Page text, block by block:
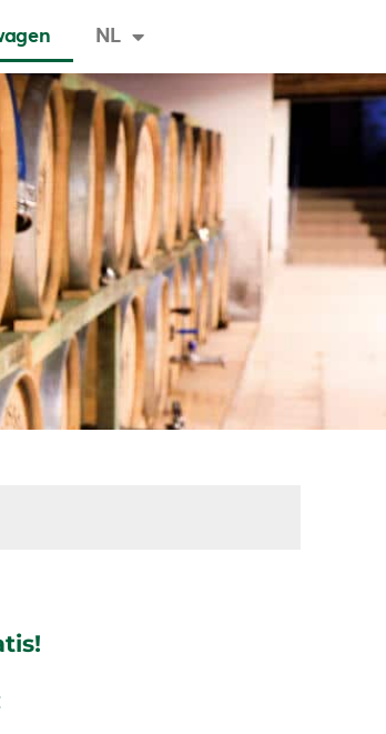
NL